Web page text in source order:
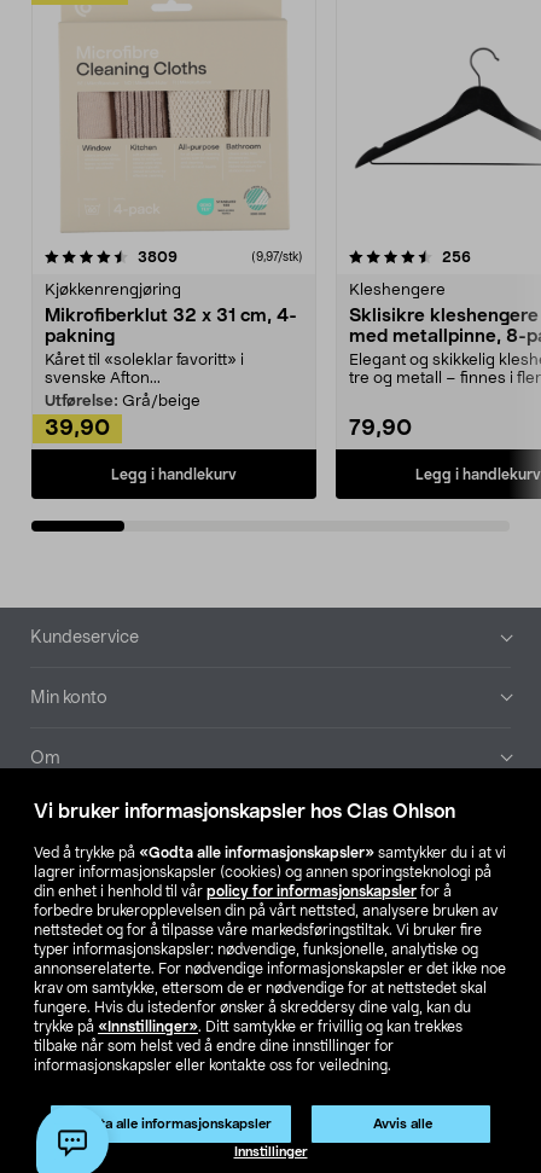
Vi bruker informasjonskapsler hos Clas Ohlson
Ved å trykke på «Godta alle informasjonskapsler» samtykker du i at vi
lagrer informasjonskapsler (cookies) og annen sporingsteknologi på
din enhet i henhold til vår policy for informasjonskapsler for å
forbedre brukeropplevelsen din på vårt nettsted, analysere bruken av
nettstedet og for å tilpasse våre markedsføringstiltak. Vi bruker fire
typer informasjonskapsler: nødvendige, funksjonelle, analytiske og
annonserelaterte. For nødvendige informasjonskapsler er det ikke noe
krav om samtykke, ettersom de er nødvendige for at nettstedet skal
fungere. Hvis du istedenfor ønsker å skreddersy dine valg, kan du
trykke på «Innstillinger». Ditt samtykke er frivillig og kan trekkes
tilbake når som helst ved å endre dine innstillinger for
informasjonskapsler eller kontakte oss for veiledning.
Godta alle informasjonskapsler Avvis alle
Innstillinger
3809anmeldelser(9,97/stk)
Kjøkkenrengjøring
Mikrofiberklut 32 x 31 cm, 4-
pakning
Kåret til «soleklar favoritt» i
svenske Afton...
Utførelse: Grå/beige
39,90
Legg i handlekurv
4.5av 5 stjerner 256
Kleshengere
Sklisikre
med metallpinne, 8-
Elegant og skikkelig
tre og metall – finnes i
79,90
Legg i handlekurv
4.5av 5 stjerner
Bunntekst
Kundeservice
Min konto
Om
Aktuelt
Våre selskaper
Finn din butikk
SE NO FI
Privacy statement Medlemsvilkår